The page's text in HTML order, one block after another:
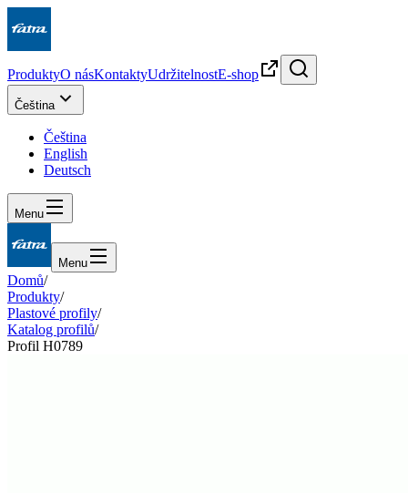
ProduktyO násKontaktyUdržitelnostE-shop
Čeština
Čeština
English
Deutsch
Menu
Menu
Domů/
Produkty/
Plastové profily/
Katalog profilů/
Profil H0789